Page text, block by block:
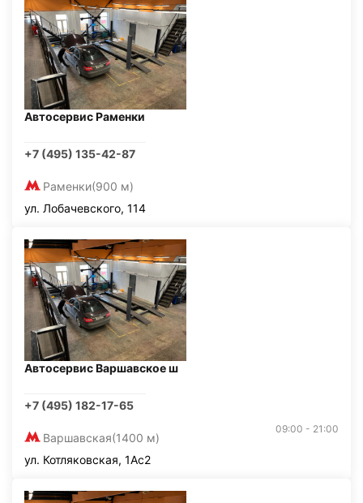
Автосервис Раменки
+7 (495) 135-42-87
Раменки(900 м)
ул. Лобачевского, 114
Автосервис Варшавское ш
+7 (495) 182-17-65
Варшавская(1400 м)
09:00 - 21:00
ул. Котляковская, 1Ас2